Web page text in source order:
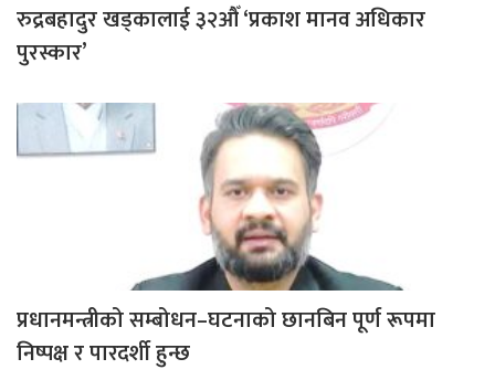
रुद्रबहादुर खड्कालाई ३२औँ ‘प्रकाश मानव अधिकार
पुरस्कार’
प्रधानमन्त्रीको सम्बोधन–घटनाको छानबिन पूर्ण रूपमा
निष्पक्ष र पारदर्शी हुन्छ